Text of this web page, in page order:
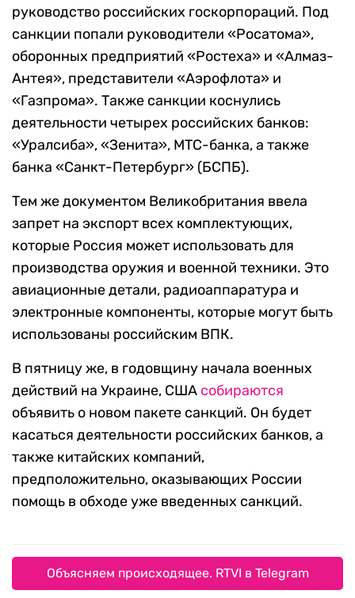
руководство российских госкорпораций. Под
санкции попали руководители «Росатома»,
оборонных предприятий «Ростеха» и «Алмаз-
Антея», представители «Аэрофлота» и
«Газпрома». Также санкции коснулись
деятельности четырех российских банков:
«Уралсиба», «Зенита», МТС-банка, а также
банка «Санкт-Петербург» (БСПБ).
Тем же документом Великобритания ввела
запрет на экспорт всех комплектующих,
которые Россия может использовать для
производства оружия и военной техники. Это
авиационные детали, радиоаппаратура и
электронные компоненты, которые могут быть
использованы российским ВПК.
В пятницу же, в годовщину начала военных
действий на Украине, США собираются
объявить о новом пакете санкций. Он будет
касаться деятельности российских банков, а
также китайских компаний,
предположительно, оказывающих России
помощь в обходе уже введенных санкций.
Объясняем происходящее. RTVI в Telegram